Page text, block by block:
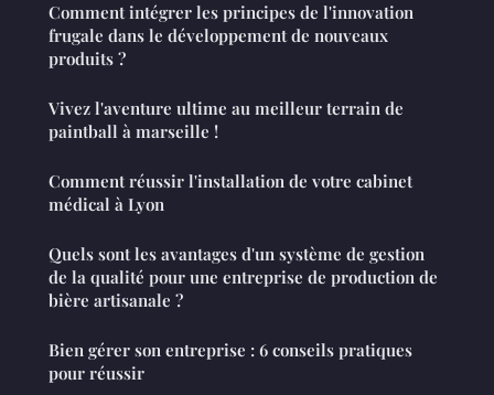
Comment intégrer les principes de l'innovation
frugale dans le développement de nouveaux
produits ?
Vivez l'aventure ultime au meilleur terrain de
paintball à marseille !
Comment réussir l'installation de votre cabinet
médical à Lyon
Quels sont les avantages d'un système de gestion
de la qualité pour une entreprise de production de
bière artisanale ?
Bien gérer son entreprise : 6 conseils pratiques
pour réussir